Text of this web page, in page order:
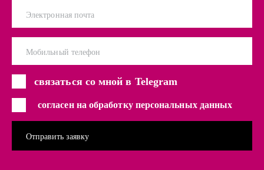
Электронная почта
Мобильный телефон
связаться со мной в Telegram
согласен на обработку персональных данных